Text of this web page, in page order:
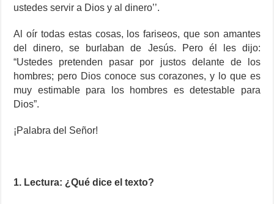
ustedes servir a Dios y al dinero’’.
Al oír todas estas cosas, los fariseos, que son amantes
del dinero, se burlaban de Jesús. Pero él les dijo:
“Ustedes pretenden pasar por justos delante de los
hombres; pero Dios conoce sus corazones, y lo que es
muy estimable para los hombres es detestable para
Dios”.
¡Palabra del Señor!
1. Lectura: ¿Qué dice el texto?